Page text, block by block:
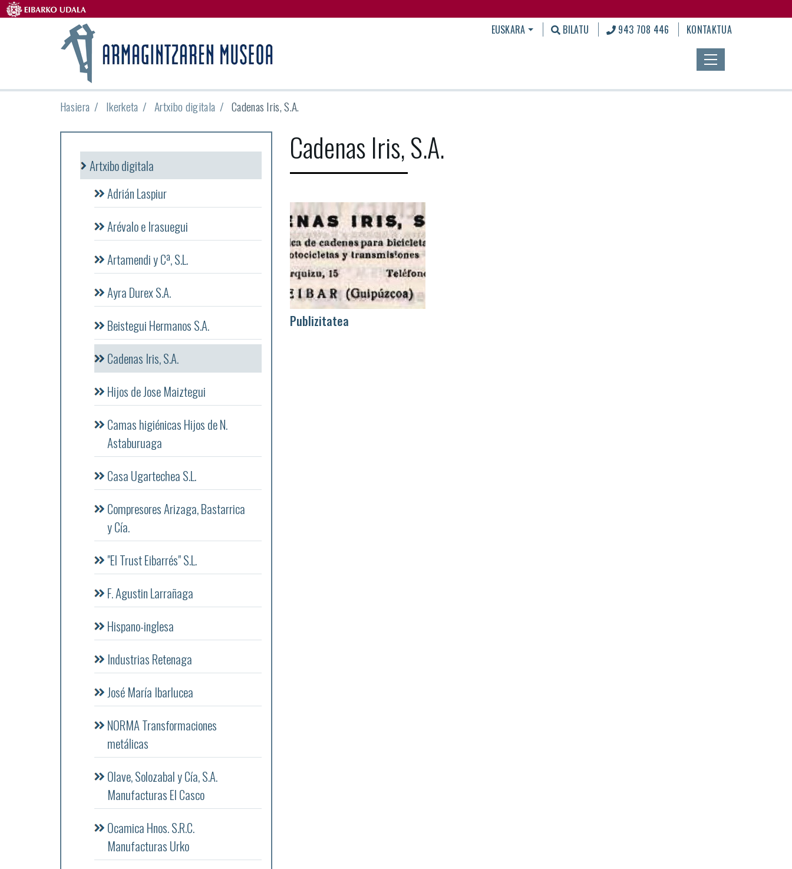
EUSKARA BILATU 943 708 446 KONTAKTUA
Hasiera Ikerketa Artxibo digitala Cadenas Iris, S.A.
Cadenas Iris, S.A.
Publizitatea
Artxibo digitala
Adrián Laspiur
Arévalo e Irasuegui
Artamendi y Cª, S.L.
Ayra Durex S.A.
Beistegui Hermanos S.A.
Cadenas Iris, S.A.
Hijos de Jose Maiztegui
Camas higiénicas Hijos de N.
Astaburuaga
Casa Ugartechea S.L.
Compresores Arizaga, Bastarrica
y Cía.
"El Trust Eibarrés" S.L.
F. Agustin Larrañaga
Hispano-inglesa
Industrias Retenaga
José María Ibarlucea
NORMA Transformaciones
metálicas
Olave, Solozabal y Cía, S.A.
Manufacturas El Casco
Ocamica Hnos. S.R.C.
Manufacturas Urko